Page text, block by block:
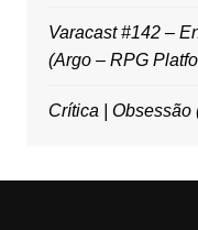
Varacast #142 –
(Argo – RPG
Crítica | Obsessão